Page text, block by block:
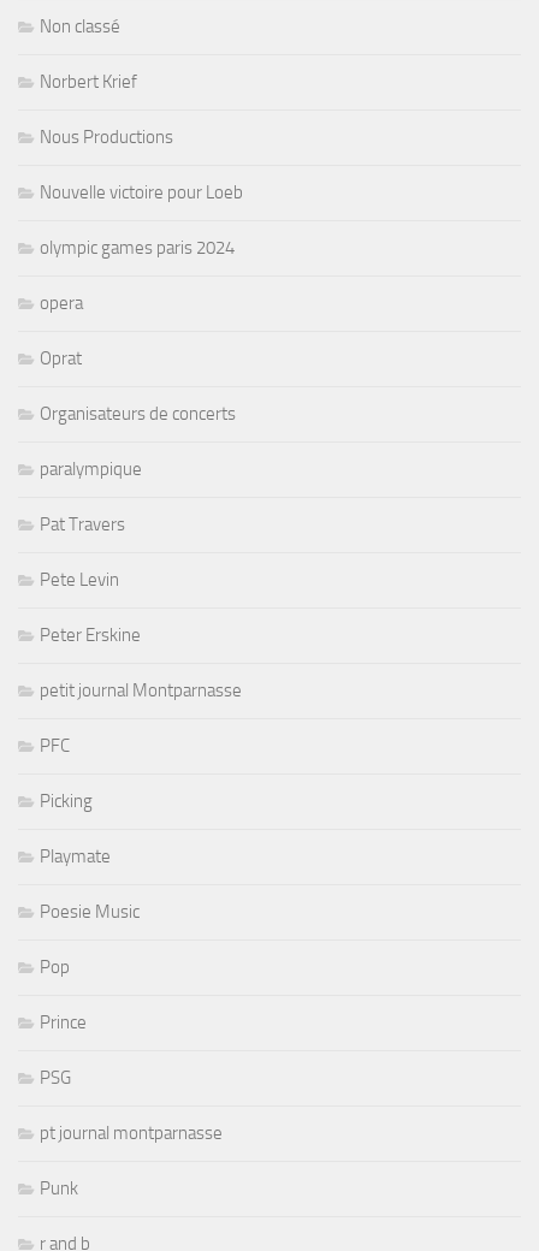
Non classé
Norbert Krief
Nous Productions
Nouvelle victoire pour Loeb
olympic games paris 2024
opera
Oprat
Organisateurs de concerts
paralympique
Pat Travers
Pete Levin
Peter Erskine
petit journal Montparnasse
PFC
Picking
Playmate
Poesie Music
Pop
Prince
PSG
pt journal montparnasse
Punk
r and b